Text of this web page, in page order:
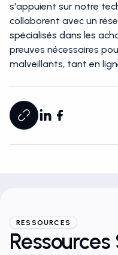
s'appuient sur notre
collaborent avec un
spécialisés dans les
preuves nécessaires
malveillants, tant en
RESSOURCES